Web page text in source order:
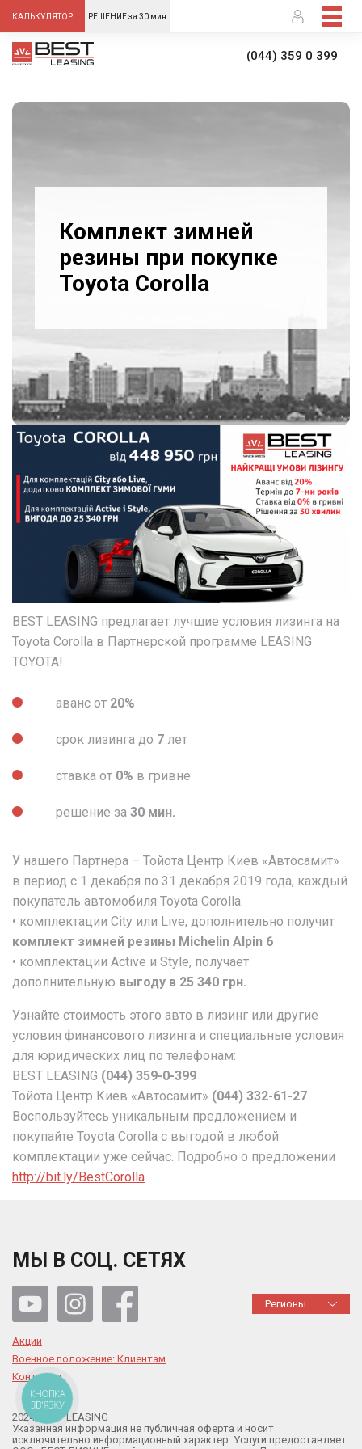
КАЛЬКУЛЯТОР РЕШЕНИЕ за 30 мин
(044) 359 0 399
Комплект зимней
резины при покупке
Toyota Corolla
BEST LEASING предлагает лучшие условия лизинга на
Toyota Corolla в Партнерской программе LEASING
TOYOTA!
аванс от 20%
срок лизинга до 7 лет
ставка от 0% в гривне
решение за 30 мин.
У нашего Партнера – Тойота Центр Киев «Автосамит»
в период с 1 декабря по 31 декабря 2019 года, каждый
покупатель автомобиля Toyota Corolla:
• комплектации City или Live, дополнительно получит
комплект зимней резины Michelin Alpin 6
• комплектации Active и Style, получает
дополнительную выгоду в 25 340 грн.
Узнайте стоимость этого авто в лизинг или другие
условия финансового лизинга и специальные условия
для юридических лиц по телефонам:
BEST LEASING (044) 359-0-399
Тойота Центр Киев «Автосамит» (044) 332-61-27
Воспользуйтесь уникальным предложением и
покупайте Toyota Corolla с выгодой в любой
комплектации уже сейчас. Подробно о предложении
http://bit.ly/BestCorolla
МЫ В СОЦ. СЕТЯХ
Регионы
Акции
Военное положение: Клиентам
Контакты
2024, BEST LEASING
Указанная информация не публичная оферта и носит
исключительно информационный характер. Услуги предоставляет
КНОПКА
ЗВ'ЯЗКУ